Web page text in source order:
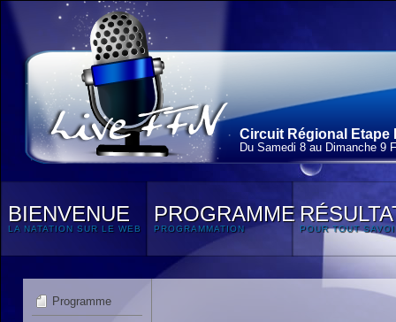
Circuit Régional Etape
Du Samedi 8 au Dimanche 9
BIENVENUE
LA NATATION SUR LE WEB
PROGRAMME
PROGRAMMATION POUR TOUT
Programme